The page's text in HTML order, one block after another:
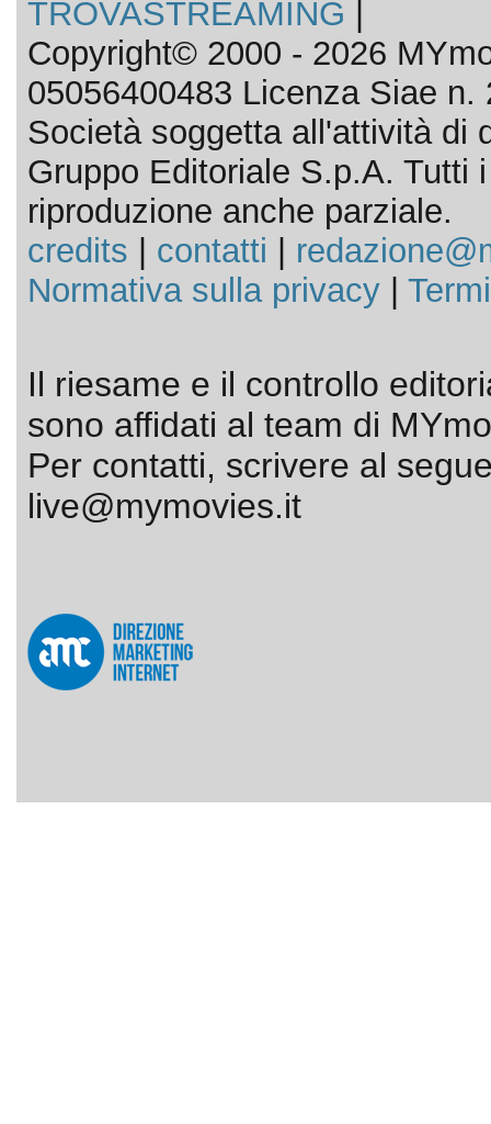
TROVASTREAMING
Copyright© 2000 - 2026
05056400483 Licenza Siae n.
Società soggetta all'attività di
Gruppo Editoriale S.p.A. Tutti
riproduzione anche parziale.
credits
contatti
Normativa sulla privacy|
Il riesame e il controllo
sono affidati al team di
Per contatti, scrivere al
live@mymovies.it